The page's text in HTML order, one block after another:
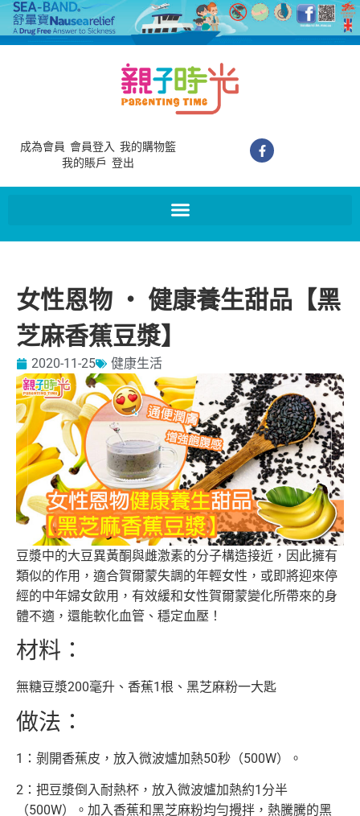
成為會員 會員登入 我的購物籃
我的賬戶 登出
女性恩物 ‧ 健康養生甜品【黑
芝麻香蕉豆漿】
2020-11-25 健康生活
豆漿中的大豆異黃酮與雌激素的分子構造接近，因此擁有
類似的作用，適合賀爾蒙失調的年輕女性，或即將迎來停
經的中年婦女飲用，有效緩和女性賀爾蒙變化所帶來的身
體不適，還能軟化血管、穩定血壓！
材料：
無糖豆漿200毫升、香蕉1根、黑芝麻粉一大匙
做法：
1：剝開香蕉皮，放入微波爐加熱50秒（500W）。
2：把豆漿倒入耐熱杯，放入微波爐加熱約1分半
（500W）。加入香蕉和黑芝麻粉均勻攪拌，熱騰騰的黑